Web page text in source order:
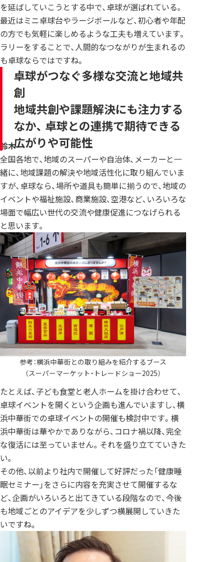
を延ばしていこうとする中で、卓球が選ばれている。
最近はミニ卓球台やラージボールなど、初心者や年配
の方でも気軽に楽しめるような工夫も増えています。
ラリーをすることで、人間的なつながりが生まれるの
も卓球ならではですね。
卓球がつなぐ多様な交流と地域共
創
地域共創や課題解決にも注力する
なか、 卓球との連携で期待できる
広がりや可能性
鈴木
全国各地で、地域のスーパーや自治体、メーカーと一
緒に、地域課題の解決や地域活性化に取り組んでいま
すが、卓球なら、場所や道具も簡単に揃うので、地域の
イベントや福祉施設、商業施設、空港など、いろいろな
場面で幅広い世代の交流や健康促進につなげられる
と思います。
参考：横浜中華街との取り組みを紹介するブース
（スーパーマーケット・トレードショー2025）
たとえば、子ども食堂と老人ホームを掛け合わせて、
卓球イベントを開くという企画も進んでいますし、横
浜中華街での卓球イベントの開催も検討中です。横
浜中華街は華やかでありながら、コロナ禍以降、完全
な復活には至っていません。それを盛り立てていきた
い。
その他、以前より社内で開催して好評だった「健康睡
眠セミナー」をさらに内容を充実させて開催するな
ど、企画がいろいろと出てきている段階なので、今後
も地域ごとのアイデアを少しずつ横展開していきた
いですね。